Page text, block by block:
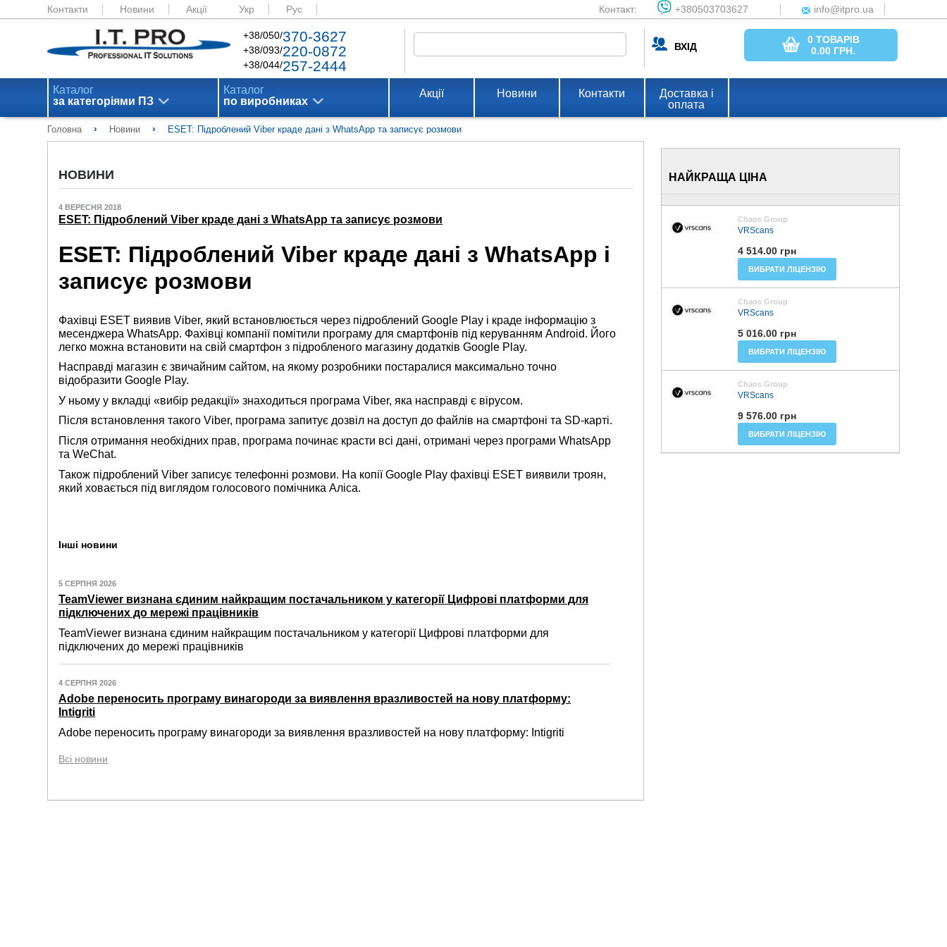
Контакти Новини Акції Укр Рус Контакт: +380503703627 info@itpro.ua
+38/050/370-3627
+38/093/220-0872
+38/044/257-2444
ВХІД
0 ТОВАРІВ
0.00 ГРН.
Каталог
за категоріями ПЗ
Каталог
по виробниках
Акції Новини Контакти
Доставка і
оплата
Головна › Новини › ESET: Підроблений Viber краде дані з WhatsApp та записує розмови
НОВИНИ
4 ВЕРЕСНЯ 2018
ESET: Підроблений Viber краде дані з WhatsApp та записує розмови
ESET: Підроблений Viber краде дані з WhatsApp і
записує розмови
Фахівці ESET виявив Viber, який встановлюється через підроблений Google Play і краде інформацію з
месенджера WhatsApp. Фахівці компанії помітили програму для смартфонів під керуванням Android. Його
легко можна встановити на свій смартфон з підробленого магазину додатків Google Play.
Насправді магазин є звичайним сайтом, на якому розробники постаралися максимально точно
відобразити Google Play.
У ньому у вкладці «вибір редакції» знаходиться програма Viber, яка насправді є вірусом.
Після встановлення такого Viber, програма запитує дозвіл на доступ до файлів на смартфоні та SD-карті.
Після отримання необхідних прав, програма починає красти всі дані, отримані через програми WhatsApp
та WeChat.
Також підроблений Viber записує телефонні розмови. На копії Google Play фахівці ESET виявили троян,
який ховається під виглядом голосового помічника Аліса.
Інші новини
5 СЕРПНЯ 2026
TeamViewer визнана єдиним найкращим постачальником у категорії Цифрові платформи для
підключених до мережі працівників
TeamViewer визнана єдиним найкращим постачальником у категорії Цифрові платформи для
підключених до мережі працівників
4 СЕРПНЯ 2026
Adobe переносить програму винагороди за виявлення вразливостей на нову платформу:
Intigriti
Adobe переносить програму винагороди за виявлення вразливостей на нову платформу: Intigriti
Всі новини
НАЙКРАЩА ЦІНА
Chaos Group
VRScans
4 514.00 грн
ВИБРАТИ ЛІЦЕНЗІЮ
Chaos Group
VRScans
5 016.00 грн
ВИБРАТИ ЛІЦЕНЗІЮ
Chaos Group
VRScans
9 576.00 грн
ВИБРАТИ ЛІЦЕНЗІЮ